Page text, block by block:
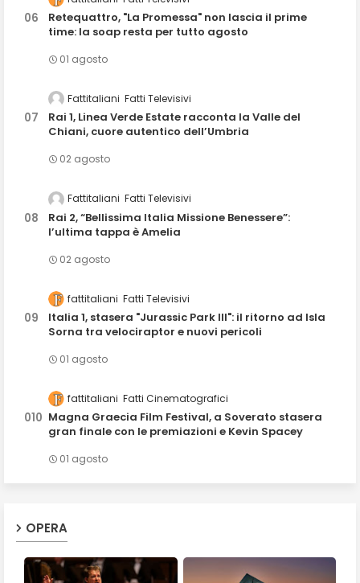
Retequattro, "La Promessa" non lascia il prime
time: la soap resta per tutto agosto
01 agosto
Fattitaliani Fatti Televisivi
Rai 1, Linea Verde Estate racconta la Valle del
Chiani, cuore autentico dell’Umbria
02 agosto
Fattitaliani Fatti Televisivi
Rai 2, “Bellissima Italia Missione Benessere”:
l’ultima tappa è Amelia
02 agosto
fattitaliani Fatti Televisivi
Italia 1, stasera "Jurassic Park III": il ritorno ad Isla
Sorna tra velociraptor e nuovi pericoli
01 agosto
fattitaliani Fatti Cinematografici
Magna Graecia Film Festival, a Soverato stasera
gran finale con le premiazioni e Kevin Spacey
01 agosto
OPERA